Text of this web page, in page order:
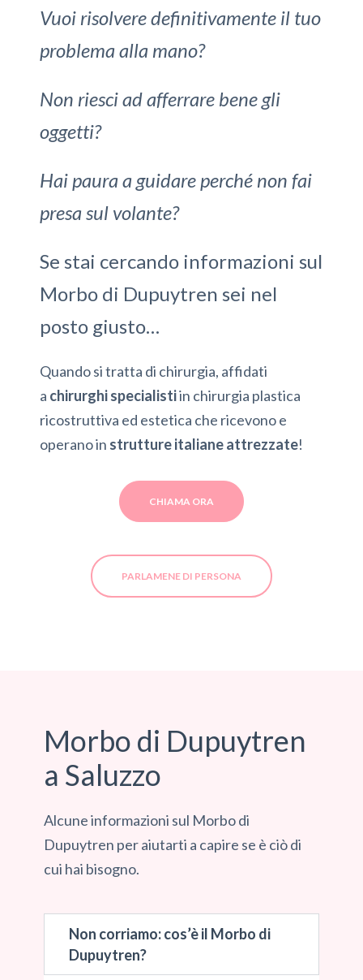
Vuoi risolvere definitivamente il tuo
problema alla mano?
Non riesci ad afferrare bene gli
oggetti?
Hai paura a guidare perché non fai
presa sul volante?
Se stai cercando informazioni sul
Morbo di Dupuytren sei nel
posto giusto…
Quando si tratta di chirurgia, affidati
a chirurghi specialistiin chirurgia plastica
ricostruttiva ed estetica che ricevono e
operano in strutture italiane attrezzate!
CHIAMA ORA
PARLAMENE DI PERSONA
Morbo di Dupuytren
a Saluzzo
Alcune informazioni sul Morbo di
Dupuytren per aiutarti a capire se è ciò di
cui hai bisogno.
Non corriamo: cos’è il Morbo di
Dupuytren?